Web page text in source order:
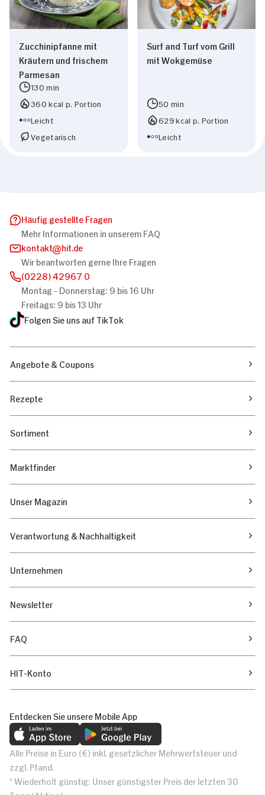
Zucchinipfanne mit
Kräutern und frischem
Parmesan
130 min
360 kcal p. Portion
Leicht
Vegetarisch
Surf and Turf vom Grill
mit Wokgemüse
50 min
629 kcal p. Portion
Leicht
Häufig gestellte Fragen
Mehr Informationen in unserem FAQ
kontakt
hit.de
Wir beantworten gerne Ihre Fragen
(0228) 42967 0
Montag - Donnerstag: 9 bis 16 Uhr
Freitags: 9 bis 13 Uhr
Folgen Sie uns auf TikTok
Angebote & Coupons
Rezepte
Sortiment
Marktfinder
Unser Magazin
Verantwortung & Nachhaltigkeit
Unternehmen
Newsletter
FAQ
HIT-Konto
Entdecken Sie unsere Mobile App
Alle Preise in Euro (€) inkl. gesetzlicher Mehrwertsteuer und
zzgl. Pfand.
* Wiederholt günstig: Unser günstigster Preis der letzten 30